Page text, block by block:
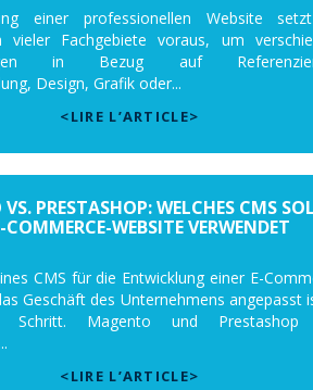
einer professionellen Website
vieler Fachgebiete voraus, um
in Bezug auf
Design, Grafik oder...
<LIRE L’ARTICLE>
PRESTASHOP: WELCHES CMS
COMMERCE-WEBSITE VERWENDET
CMS für die Entwicklung einer E-
Geschäft des Unternehmens angepasst
Schritt. Magento und Prestashop
<LIRE L’ARTICLE>